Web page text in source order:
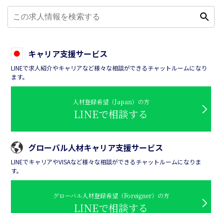
キャリア支援サービス
LINEで求人紹介やキャリアなど様々な相談ができるチャットルームになり
ます。
人材登録希望（Japan）の方
LINEで相談する
グローバル人材キャリア支援サービス
LINEでキャリアやVISAなど様々な相談ができるチャットルームになりま
す。
グローバル人材登録希望（Foreigner）の方
LINEで相談する